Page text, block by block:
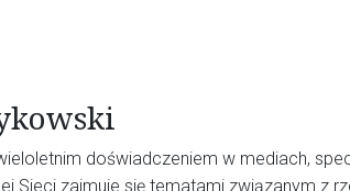
doświadczeniem w mediach,
Sieci zajmuje się tematami związanym z